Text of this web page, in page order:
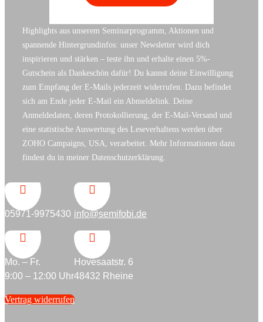

info@semifobi.de

Hovesaatstr. 6
48432 Rheine

05971-9975430

Mo. – Fr.
9:00 – 12:00 Uhr
Highlights aus unserem Seminarprogramm, Aktionen und
spannende Hintergrundinfos: unser Newsletter wird dich
inspirieren und stärken – teste ihn und erhalte einen 5%-
Gutschein als Dankeschön dafür! Du kannst deine Einwilligung
zum Empfang der E-Mails jederzeit widerrufen. Dazu befindet
sich am Ende jeder E-Mail ein Abmeldelink. Deine
Anmeldedaten, deren Protokollierung, der E-Mail-Versand und
eine statistische Auswertung des Leseverhaltens werden über
ZOHO Campaigns, USA, verarbeitet. Mehr Informationen dazu
findest du in meiner Datenschutzerklärung.
Vertrag widerrufen